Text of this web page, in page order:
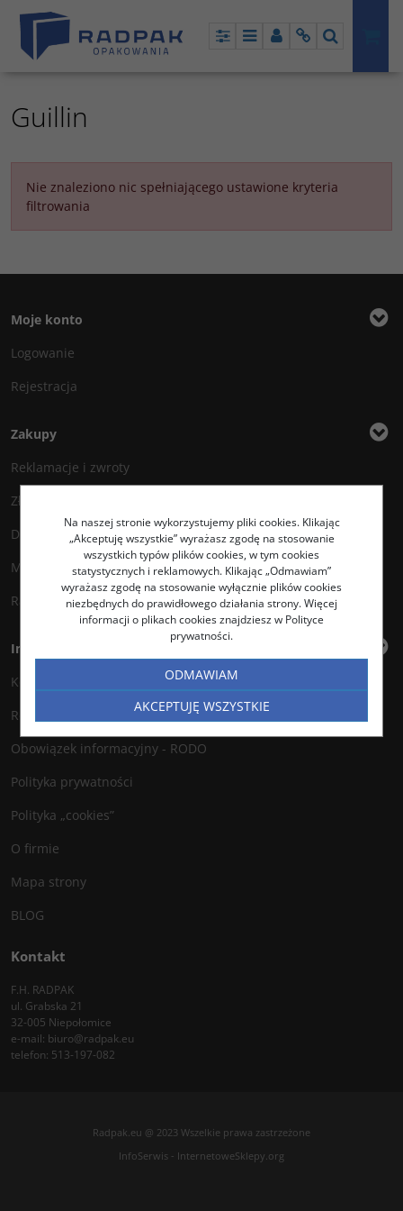
PanelMenuPanelInfoSzukaj
Guillin
Nie znaleziono nic spełniającego ustawione kryteria
filtrowania
Moje konto
Logowanie
Rejestracja
Zakupy
Reklamacje i zwroty
Złóż reklamację
Dostawa
Metody płatności
Rabaty
Informacje
Kontakt
Regulamin
Obowiązek informacyjny - RODO
Polityka prywatności
Polityka „cookies”
O firmie
Mapa strony
BLOG
Kontakt
F.H. RADPAK
ul. Grabska 21
32-005 Niepołomice
e-mail: biuro@radpak.eu
telefon: 513-197-082
Radpak.eu @ 2023 Wszelkie prawa zastrzeżone
InfoSerwis - InternetoweSklepy.org
Na naszej stronie wykorzystujemy pliki cookies. Klikając
„Akceptuję wszystkie” wyrażasz zgodę na stosowanie
wszystkich typów plików cookies, w tym cookies
statystycznych i reklamowych. Klikając „Odmawiam”
wyrażasz zgodę na stosowanie wyłącznie plików cookies
niezbędnych do prawidłowego działania strony. Więcej
informacji o plikach cookies znajdziesz w Polityce
prywatności.
ODMAWIAM
AKCEPTUJĘ WSZYSTKIE